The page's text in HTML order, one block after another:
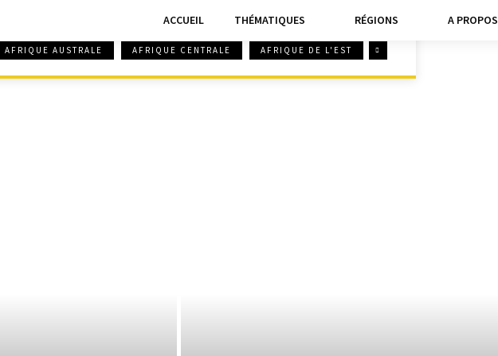
ACCUEIL THÉMATIQUES RÉGIONS A PROPOS
AFRIQUE AUSTRALE AFRIQUE CENTRALE AFRIQUE DE L'EST